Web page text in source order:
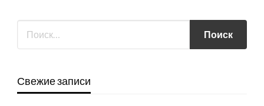
Свежие записи